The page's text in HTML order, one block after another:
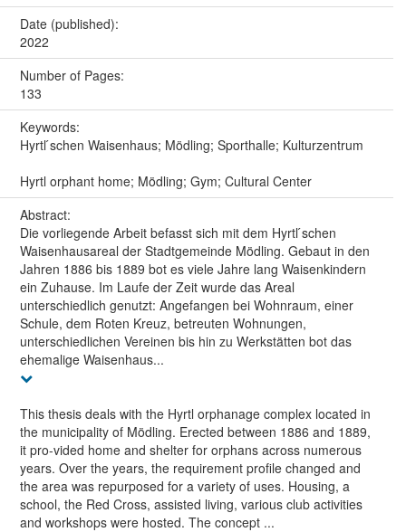
Date (published):
2022
Number of Pages:
133
Keywords:
Hyrtl ́schen Waisenhaus; Mödling; Sporthalle; Kulturzentrum
Hyrtl orphant home; Mödling; Gym; Cultural Center
Abstract:
Die vorliegende Arbeit befasst sich mit dem Hyrtl ́schen
Waisenhausareal der Stadtgemeinde Mödling. Gebaut in den
Jahren 1886 bis 1889 bot es viele Jahre lang Waisenkindern
ein Zuhause. Im Laufe der Zeit wurde das Areal
unterschiedlich genutzt: Angefangen bei Wohnraum, einer
Schule, dem Roten Kreuz, betreuten Wohnungen,
unterschiedlichen Vereinen bis hin zu Werkstätten bot das
ehemalige Waisenhaus...
This thesis deals with the Hyrtl orphanage complex located in
the municipality of Mödling. Erected between 1886 and 1889,
it pro-vided home and shelter for orphans across numerous
years. Over the years, the requirement profile changed and
the area was repurposed for a variety of uses. Housing, a
school, the Red Cross, assisted living, various club activities
and workshops were hosted. The concept ...